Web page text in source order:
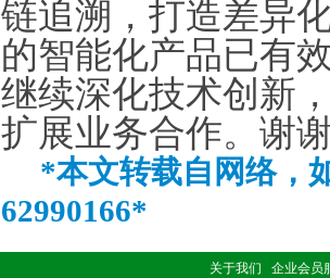
链追溯，打造差异
的智能化产品已有
继续深化技术创新
扩展业务合作。谢
*本文转载自网络，
62990166*
关于我们 企业会员